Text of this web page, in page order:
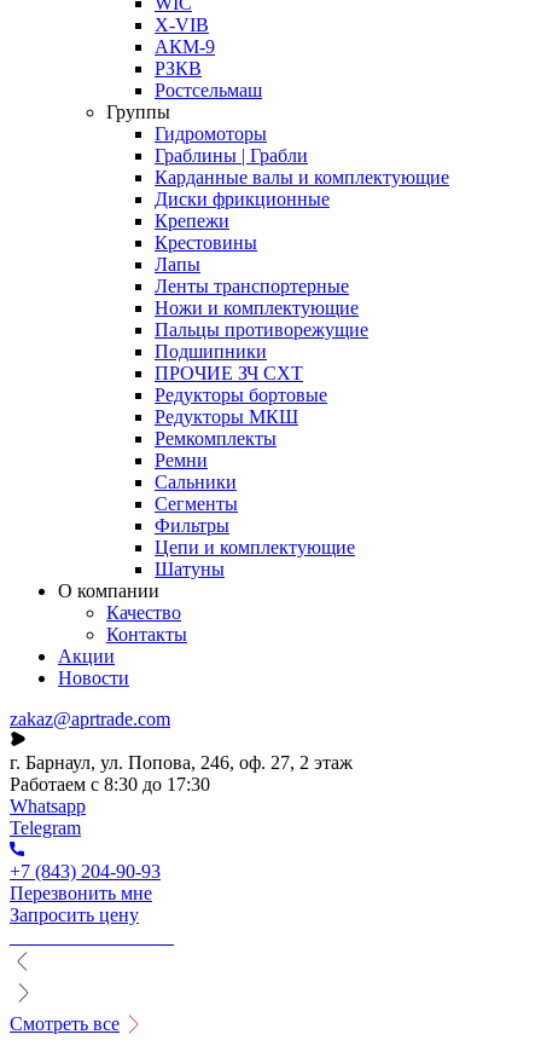
X-VIB
АКМ-9
РЗКВ
Ростсельмаш
Группы
Гидромоторы
Граблины | Грабли
Карданные валы и комплектующие
Диски фрикционные
Крепежи
Крестовины
Лапы
Ленты транспортерные
Ножи и комплектующие
Пальцы противорежущие
Подшипники
ПРОЧИЕ ЗЧ СХТ
Редукторы бортовые
Редукторы МКШ
Ремкомплекты
Ремни
Сальники
Сегменты
Фильтры
Цепи и комплектующие
Шатуны
О компании
Качество
Контакты
Акции
Новости
zakaz@aprtrade.com
г. Барнаул, ул. Попова, 246, оф. 27, 2 этаж
Работаем с 8:30 до 17:30
Whatsapp
Telegram
+7 (843) 204-90-93
Перезвонить мне
Запросить цену
Смотреть все